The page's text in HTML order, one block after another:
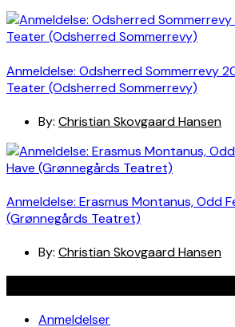
Anmeldelse: Odsherred Sommerrevy
Teater (Odsherred Sommerrevy)
By: Christian Skovgaard Hansen
Anmeldelse: Erasmus Montanus, Odd
(Grønnegårds Teatret)
By: Christian Skovgaard Hansen
Anmeldelser